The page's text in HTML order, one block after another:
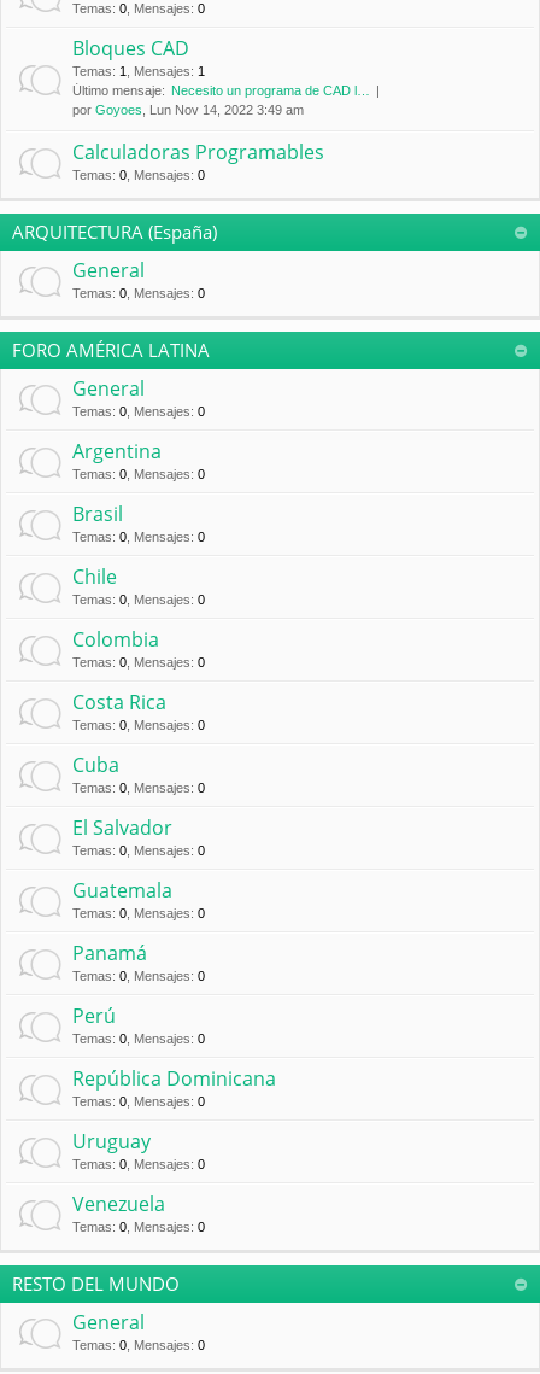
Temas: 0 Mensajes: 0
Bloques CAD
Temas: 1 Mensajes: 1
Último mensaje: Necesito un programa de CAD l…
por Goyoes , Lun Nov 14, 2022 3:49 am
Calculadoras Programables
Temas: 0 Mensajes: 0
ARQUITECTURA (España)
General
Temas: 0 Mensajes: 0
FORO AMÉRICA LATINA
General
Temas: 0 Mensajes: 0
Argentina
Temas: 0 Mensajes: 0
Brasil
Temas: 0 Mensajes: 0
Chile
Temas: 0 Mensajes: 0
Colombia
Temas: 0 Mensajes: 0
Costa Rica
Temas: 0 Mensajes: 0
Cuba
Temas: 0 Mensajes: 0
El Salvador
Temas: 0 Mensajes: 0
Guatemala
Temas: 0 Mensajes: 0
Panamá
Temas: 0 Mensajes: 0
Perú
Temas: 0 Mensajes: 0
República Dominicana
Temas: 0 Mensajes: 0
Uruguay
Temas: 0 Mensajes: 0
Venezuela
Temas: 0 Mensajes: 0
RESTO DEL MUNDO
General
Temas: 0 Mensajes: 0